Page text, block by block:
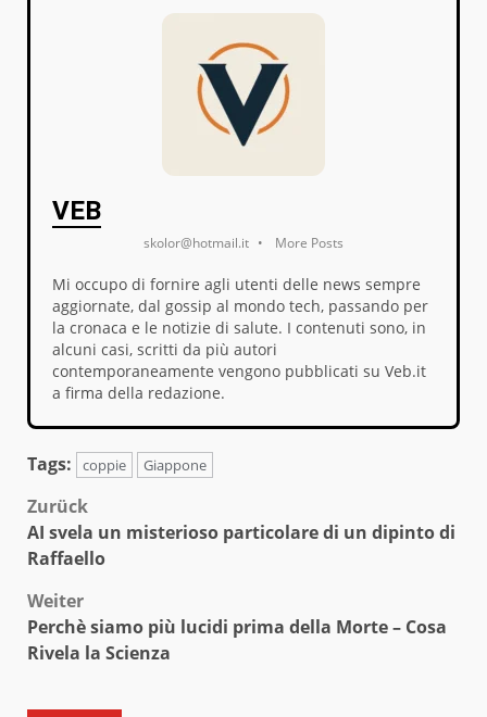
VEB
skolor@hotmail.it • More Posts
Mi occupo di fornire agli utenti delle news sempre
aggiornate, dal gossip al mondo tech, passando per
la cronaca e le notizie di salute. I contenuti sono, in
alcuni casi, scritti da più autori
contemporaneamente vengono pubblicati su Veb.it
a firma della redazione.
Tags: coppie Giappone
Beitragsnavigation
Zurück
AI svela un misterioso particolare di un dipinto di
Raffaello
Weiter
Perchè siamo più lucidi prima della Morte – Cosa
Rivela la Scienza